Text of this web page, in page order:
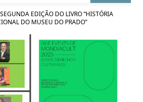
EDIÇÃO DO LIVRO “HISTÓRIA
DO MUSEU DO PRADO”